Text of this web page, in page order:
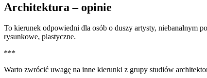
Architektura – opinie
To kierunek odpowiedni dla osób o duszy artysty, niebanalnym
rysunkowe, plastyczne.
***
Warto zwrócić uwagę na inne kierunki z grupy studiów